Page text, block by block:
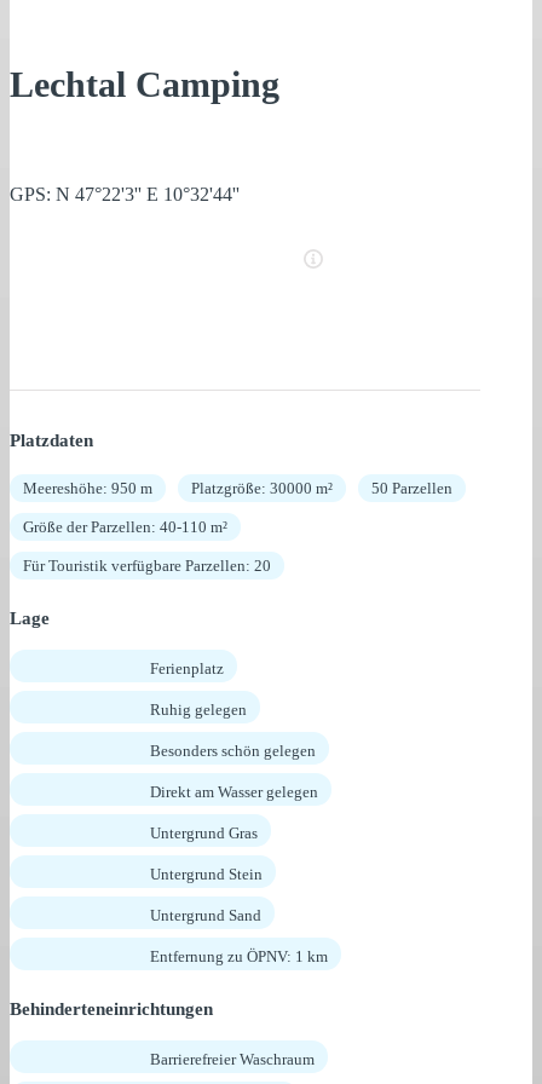
Lechtal Camping
GPS: N 47°22'3'' E 10°32'44''
Platzdaten
Meereshöhe: 950 m Platzgröße: 30000 m² 50 Parzellen
Größe der Parzellen: 40-110 m²
Für Touristik verfügbare Parzellen: 20
Lage
Ferienplatz
Ruhig gelegen
Besonders schön gelegen
Direkt am Wasser gelegen
Untergrund Gras
Untergrund Stein
Untergrund Sand
Entfernung zu ÖPNV: 1 km
Behinderteneinrichtungen
Barrierefreier Waschraum